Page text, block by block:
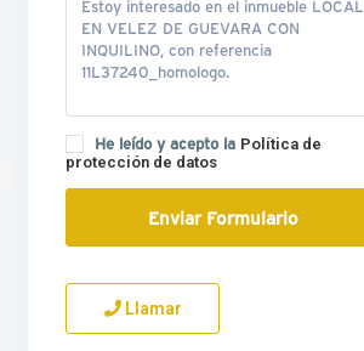
He leído y acepto la Política de
protección de datos
Llamar